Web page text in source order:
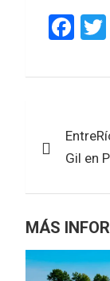
F
ce
o
o
de
Gil en
MÁS